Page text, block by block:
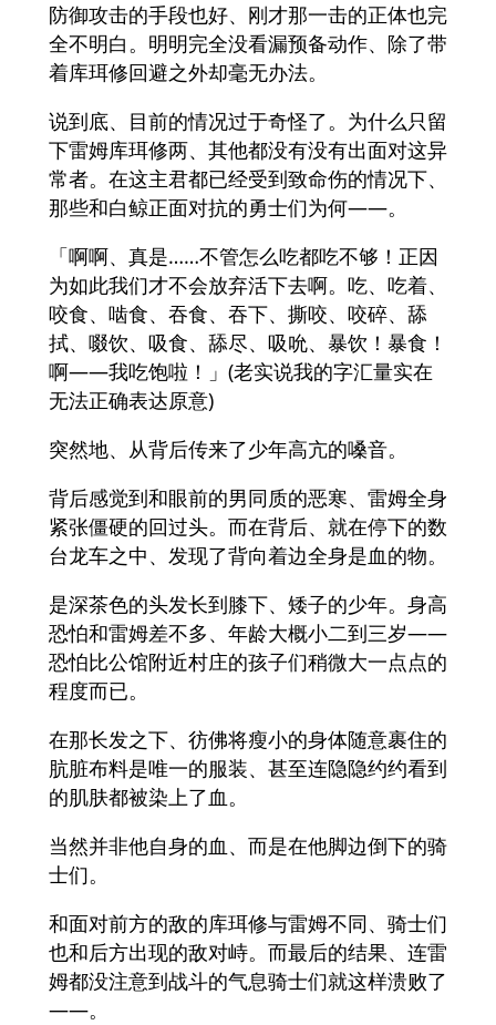
防御攻击的手段也好、刚才那一击的正体也完
全不明白。明明完全没看漏预备动作、除了带
着库珥修回避之外却毫无办法。
说到底、目前的情况过于奇怪了。为什么只留
下雷姆库珥修两、其他都没有没有出面对这异
常者。在这主君都已经受到致命伤的情况下、
那些和白鲸正面对抗的勇士们为何――。
「啊啊、真是……不管怎么吃都吃不够！正因
为如此我们才不会放弃活下去啊。吃、吃着、
咬食、啮食、吞食、吞下、撕咬、咬碎、舔
拭、啜饮、吸食、舔尽、吸吮、暴饮！暴食！
啊――我吃饱啦！」(老实说我的字汇量实在
无法正确表达原意)
突然地、从背后传来了少年高亢的嗓音。
背后感觉到和眼前的男同质的恶寒、雷姆全身
紧张僵硬的回过头。而在背后、就在停下的数
台龙车之中、发现了背向着边全身是血的物。
是深茶色的头发长到膝下、矮子的少年。身高
恐怕和雷姆差不多、年龄大概小二到三岁――
恐怕比公馆附近村庄的孩子们稍微大一点点的
程度而已。
在那长发之下、彷佛将瘦小的身体随意裹住的
肮脏布料是唯一的服装、甚至连隐隐约约看到
的肌肤都被染上了血。
当然并非他自身的血、而是在他脚边倒下的骑
士们。
和面对前方的敌的库珥修与雷姆不同、骑士们
也和后方出现的敌对峙。而最后的结果、连雷
姆都没注意到战斗的气息骑士们就这样溃败了
――。